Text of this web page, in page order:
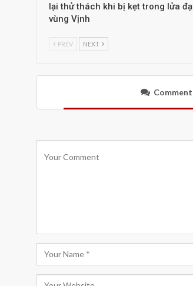
lại thử thách khi bị kẹt trong lửa
vùng Vịnh
PREV NEXT